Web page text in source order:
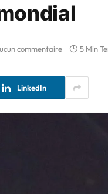
commentaire 5 Min
LinkedIn